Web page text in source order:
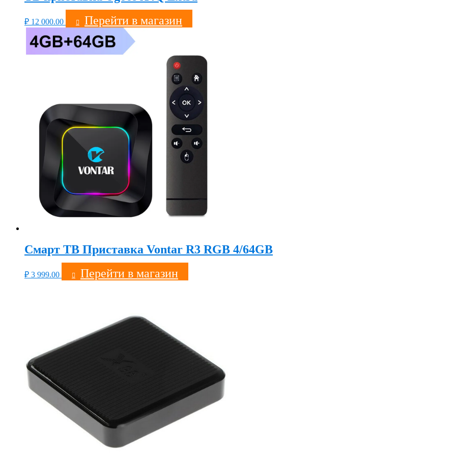
₽ 12 000.00 Перейти в магазин
Смарт ТВ Приставка Vontar R3 RGB 4/64GB
₽ 3 999.00 Перейти в магазин